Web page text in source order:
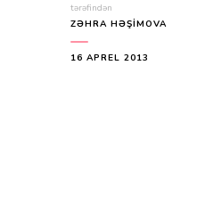
tərəfindən
ZƏHRA HƏŞIMOVA
16 APREL 2013